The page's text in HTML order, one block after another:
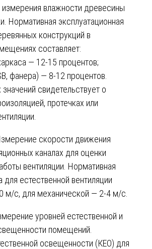
влажности древесины
Нормативная эксплуатационная
конструкций в
составляет:
— 12-15 процентов;
фанера) — 8-12 процентов.
свидетельствует о
протечках или
скорости движения
каналах для оценки
вентиляции. Нормативная
для естественной вентиляции
м/с, для механической — 2-4 м/с.
уровней естественной и
помещений.
освещенности (КЕО) для